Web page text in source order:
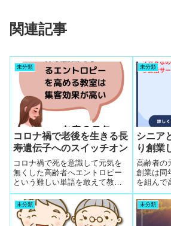
関連記事
未分類
コロナ禍で老後を生きる長
寿遺伝子へのスイッチオン
コロナ禍で死を意識して元気を
無くした高齢者へエントロピー
という難しい単語を敢えて教え
たらのめり込ん来る人が多くて
老後を生きる長寿遺伝子へのス
イッチオンへ皆で挑戦
未分類
シニア
り創業
高齢者の
創業は同
を組んで
寝食一緒
お客が無
回予約は
未分類 未分類